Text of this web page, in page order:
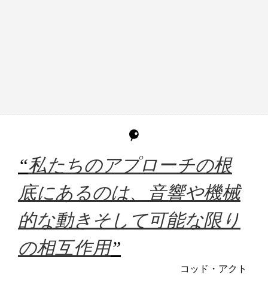
“私たちのアプローチの根
底にあるのは、音響や機械
的な動きそして可能な限り
の相互作用”
コッド・アクト